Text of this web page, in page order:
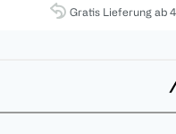
Gratis Lieferung ab